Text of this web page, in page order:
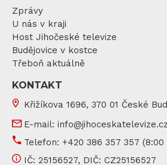
Zprávy
U nás v kraji
Host Jihočeské televize
Budějovice v kostce
Třeboň aktuálně
KONTAKT
Křižíkova 1696, 370 01 České
E-mail: info@jihoceskatelevize.cz
Telefon: +420 386 357 357 (8:00
IČ: 25156527, DIČ: CZ25156527